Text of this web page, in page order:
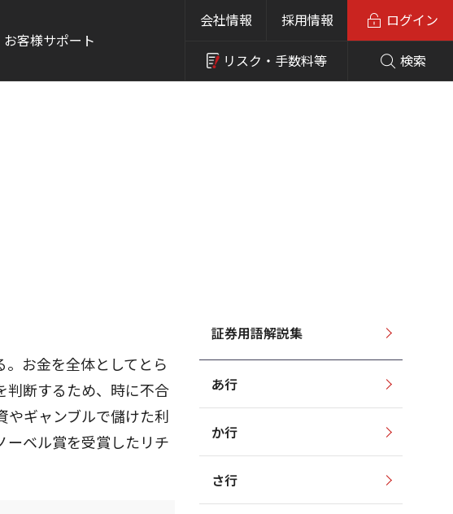
お客様サポート
会社情報 採用情報
リスク・ 手数料等 検索
ログイン
お金を全体としてとら
判断するため、時に不合
やギャンブルで儲けた利
ーベル賞を受賞したリチ
証券用語解説集
あ行
か行
さ行